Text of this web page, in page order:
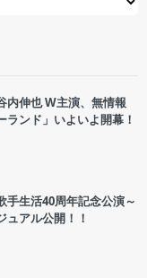
内伸也 W主演、無情報
ランド」いよいよ開幕！
手生活40周年記念公演～
アル公開！！